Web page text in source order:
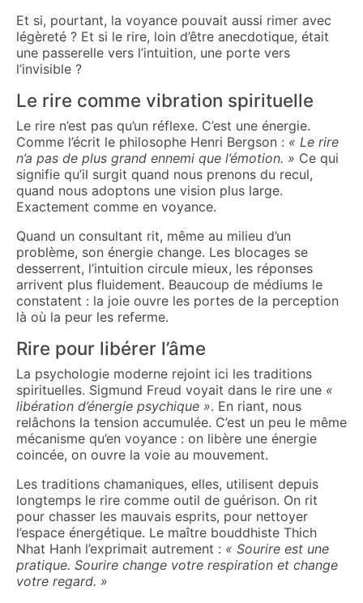
Et si, pourtant, la voyance pouvait aussi rimer avec
légèreté ? Et si le rire, loin d’être anecdotique, était
une passerelle vers l’intuition, une porte vers
l’invisible ?
Le rire comme vibration spirituelle
Le rire n’est pas qu’un réflexe. C’est une énergie.
Comme l’écrit le philosophe Henri Bergson : « Le rire
n’a pas de plus grand ennemi que l’émotion. » Ce qui
signifie qu’il surgit quand nous prenons du recul,
quand nous adoptons une vision plus large.
Exactement comme en voyance.
Quand un consultant rit, même au milieu d’un
problème, son énergie change. Les blocages se
desserrent, l’intuition circule mieux, les réponses
arrivent plus fluidement. Beaucoup de médiums le
constatent : la joie ouvre les portes de la perception
là où la peur les referme.
Rire pour libérer l’âme
La psychologie moderne rejoint ici les traditions
spirituelles. Sigmund Freud voyait dans le rire une «
libération d’énergie psychique ». En riant, nous
relâchons la tension accumulée. C’est un peu le même
mécanisme qu’en voyance : on libère une énergie
coincée, on ouvre la voie au mouvement.
Les traditions chamaniques, elles, utilisent depuis
longtemps le rire comme outil de guérison. On rit
pour chasser les mauvais esprits, pour nettoyer
l’espace énergétique. Le maître bouddhiste Thich
Nhat Hanh l’exprimait autrement : « Sourire est une
pratique. Sourire change votre respiration et change
votre regard. »